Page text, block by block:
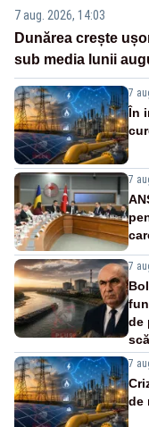
7 aug. 2026, 14:03
Dunărea crește
sub media lunii
7
În
7
7
de
7
de